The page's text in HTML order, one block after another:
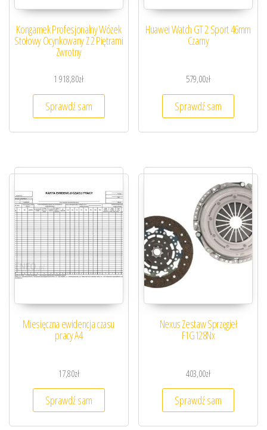
Kongamek Profesjonalny Wózek
Stołowy Ocynkowany Z 2 Piętrami
Zwrotny
1 918,80zł
Sprawdź sam
Huawei Watch GT 2 Sport 46mm
Czarny
579,00zł
Sprawdź sam
Miesięczna ewidencja czasu
pracy A4
17,80zł
Sprawdź sam
Nexus Zestaw Sprzęgieł
F1G128Nx
403,00zł
Sprawdź sam